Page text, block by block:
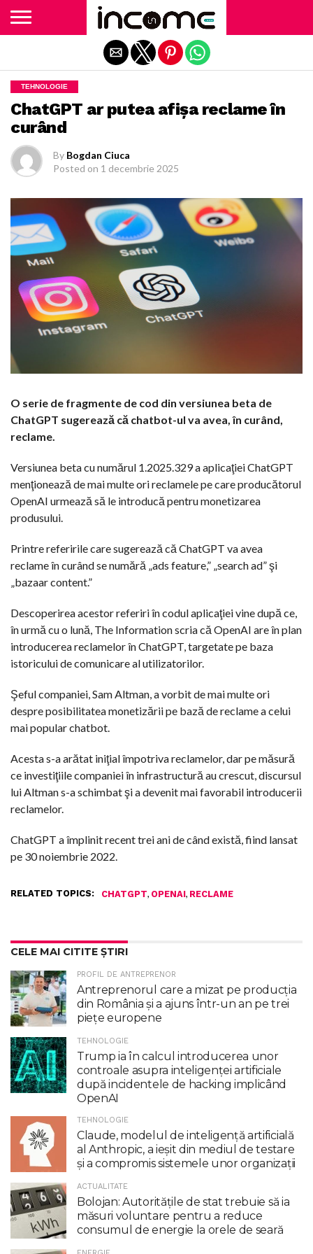
TEHNOLOGIE
ChatGPT ar putea afişa reclame în
curând
By Bogdan Ciuca
Posted on 1 decembrie 2025
O serie de fragmente de cod din versiunea beta de
ChatGPT sugerează că chatbot-ul va avea, în curând,
reclame.
Versiunea beta cu numărul 1.2025.329 a aplicaţiei ChatGPT
menţionează de mai multe ori reclamele pe care producătorul
OpenAI urmează să le introducă pentru monetizarea
produsului.
Printre referirile care sugerează că ChatGPT va avea
reclame în curând se numără „ads feature,” „search ad” şi
„bazaar content.”
Descoperirea acestor referiri în codul aplicaţiei vine după ce,
în urmă cu o lună, The Information scria că OpenAI are în plan
introducerea reclamelor în ChatGPT, targetate pe baza
istoricului de comunicare al utilizatorilor.
Şeful companiei, Sam Altman, a vorbit de mai multe ori
despre posibilitatea monetizării pe bază de reclame a celui
mai popular chatbot.
Acesta s-a arătat iniţial împotriva reclamelor, dar pe măsură
ce investiţiile companiei în infrastructură au crescut, discursul
lui Altman s-a schimbat şi a devenit mai favorabil introducerii
reclamelor.
ChatGPT a împlinit recent trei ani de când există, fiind lansat
pe 30 noiembrie 2022.
RELATED TOPICS: CHATGPT, OPENAI, RECLAME
CELE MAI CITITE ȘTIRI
PROFIL DE ANTREPRENOR
Antreprenorul care a mizat pe producția
din România și a ajuns într-un an pe trei
piețe europene
TEHNOLOGIE
Trump ia în calcul introducerea unor
controale asupra inteligenţei artificiale
după incidentele de hacking implicând
OpenAI
TEHNOLOGIE
Claude, modelul de inteligenţă artificială
al Anthropic, a ieşit din mediul de testare
şi a compromis sistemele unor organizaţii
ACTUALITATE
Bolojan: Autoritățile de stat trebuie să ia
măsuri voluntare pentru a reduce
consumul de energie la orele de seară
Exit mobile version